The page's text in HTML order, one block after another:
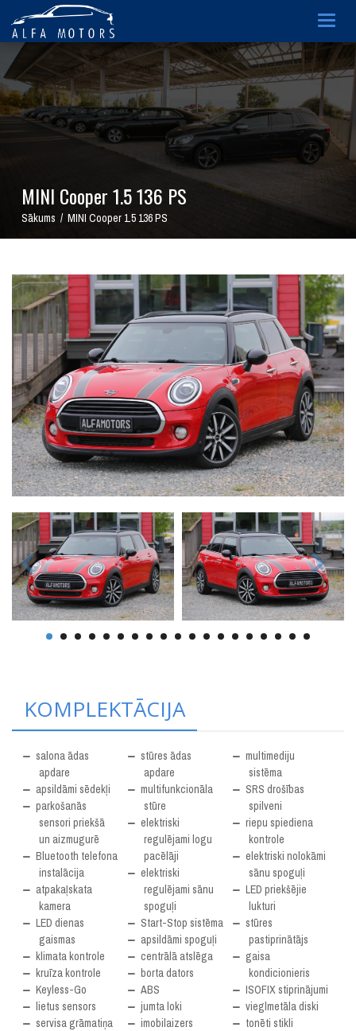
MINI Cooper 1.5 136 PS
Sākums / MINI Cooper 1.5 136 PS
KOMPLEKTĀCIJA
salona ādas
apdare
apsildāmi sēdekļi
parkošanās
sensori priekšā
un aizmugurē
Bluetooth telefona
instalācija
atpakaļskata
kamera
LED dienas
gaismas
klimata kontrole
kruīza kontrole
Keyless-Go
lietus sensors
servisa grāmatiņa
stūres ādas
apdare
multifunkcionāla
stūre
elektriski
regulējami logu
pacēlāji
elektriski
regulējami sānu
spoguļi
Start-Stop sistēma
apsildāmi spoguļi
centrālā atslēga
borta dators
ABS
jumta loki
imobilaizers
multimediju
sistēma
SRS drošības
spilveni
riepu spiediena
kontrole
elektriski nolokāmi
sānu spoguļi
LED priekšējie
lukturi
stūres
pastiprinātājs
gaisa
kondicionieris
ISOFIX stiprinājumi
vieglmetāla diski
tonēti stikli